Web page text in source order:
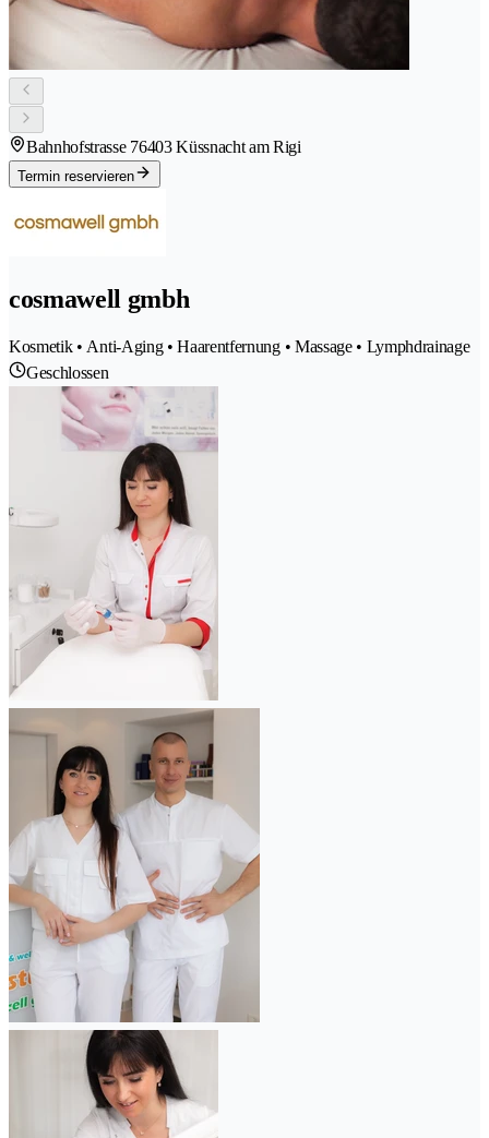
Bahnhofstrasse 76403 Küssnacht am Rigi
Termin reservieren
cosmawell gmbh
Kosmetik • Anti-Aging • Haarentfernung • Massage • Lymphdrainage
Geschlossen